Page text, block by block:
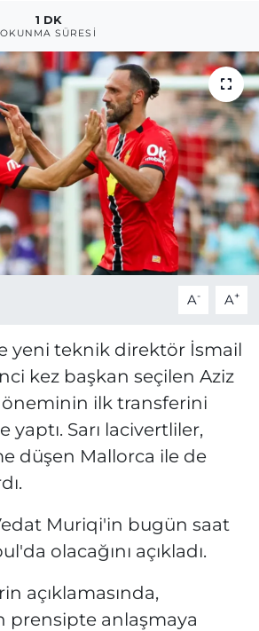
1 DK
OKUNMA SÜRESI
A- A+
yeni teknik direktör İsmail
kez başkan seçilen Aziz
ilk transferini
yaptı. Sarı lacivertliler,
düşen Mallorca ile de
Muriqi'in bugün saat
olacağını açıkladı.
açıklamasında,
prensipte anlaşmaya